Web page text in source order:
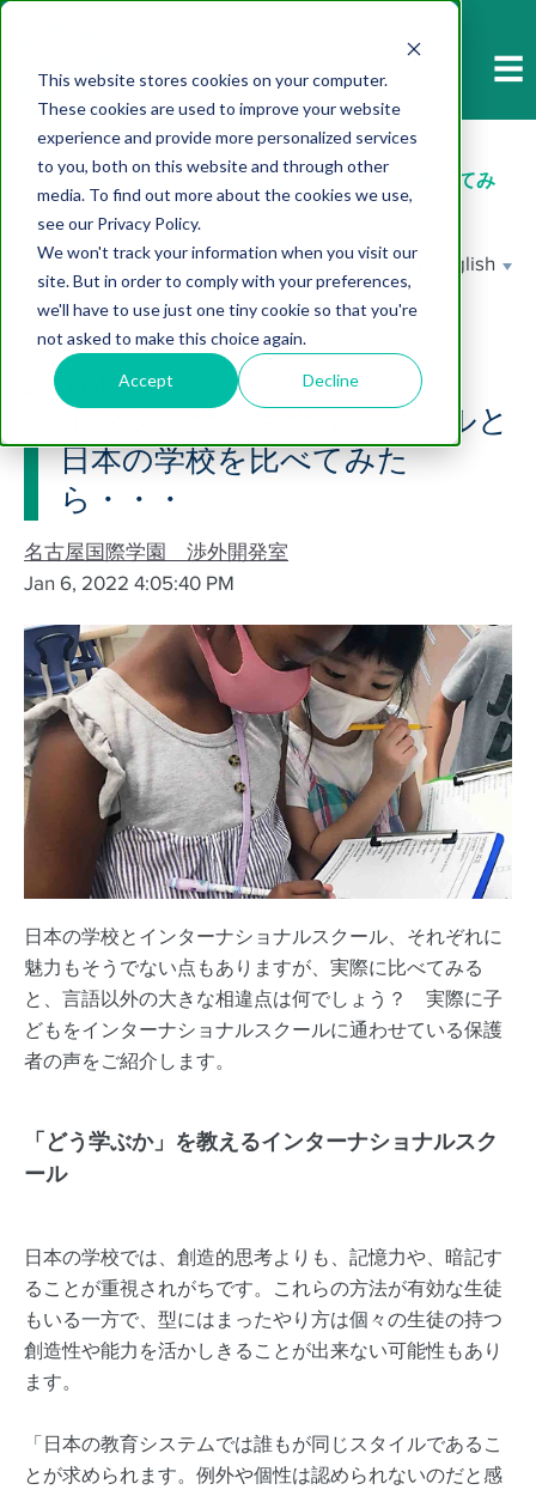
This website stores cookies on your computer.
These cookies are used to improve your website
experience and provide more personalized services
to you, both on this website and through other
media. To find out more about the cookies we use,
see our Privacy Policy.
We won't track your information when you visit our
site. But in order to comply with your preferences,
we'll have to use just one tiny cookie so that you're
not asked to make this choice again.
Accept Decline
☰
Home > NIS Stories >
インターナショナルスクールと日本の学校を比べてみ
たら・・・
NIS Stories
インターナショナルスクールと
日本の学校を比べてみた
ら・・・
名古屋国際学園 渉外開発室
Jan 6, 2022 4:05:40 PM
日本の学校とインターナショナルスクール、それぞれに
魅力もそうでない点もありますが、実際に比べてみる
と、言語以外の大きな相違点は何でしょう？ 実際に子
どもをインターナショナルスクールに通わせている保護
者の声をご紹介します。
「どう学ぶか」を教えるインターナショナルスク
ール
日本の学校では、創造的思考よりも、記憶力や、暗記す
ることが重視されがちです。これらの方法が有効な生徒
もいる一方で、型にはまったやり方は個々の生徒の持つ
創造性や能力を活かしきることが出来ない可能性もあり
ます。
「日本の教育システムでは誰もが同じスタイルであるこ
とが求められます。例外や個性は認められないのだと感